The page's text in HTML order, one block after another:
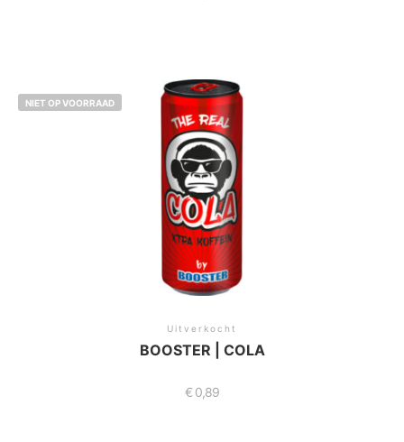
NIET OP VOORRAAD
Uitverkocht
BOOSTER | COLA
€ 0,89